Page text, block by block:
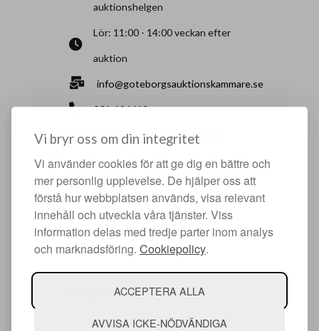
Vi bryr oss om din integritet
Vi använder cookies för att ge dig en bättre och
mer personlig upplevelse. De hjälper oss att
förstå hur webbplatsen används, visa relevant
innehåll och utveckla våra tjänster. Viss
information delas med tredje parter inom analys
och marknadsföring. Cookiepolicy.
ACCEPTERA ALLA
AVVISA ICKE-NÖDVÄNDIGA
auktionshelgen
Lör: 11:00 - 14:00 veckan efter
auktion
info@goteborgsauktionskammare.se
031-126610
Sisjö Kullegata 6, 436 32 Askim
HJÄLPFULLA SIDOR
Något du vill sälja?
Att köpa hos oss
Om oss
Facebook
Instagram